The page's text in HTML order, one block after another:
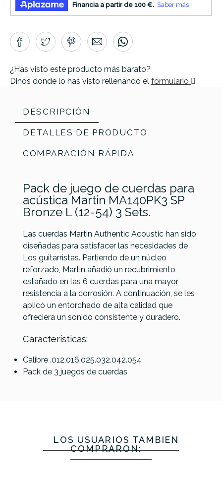
¿Has visto este producto más barato?
Dinos donde lo has visto rellenando el formulario
DESCRIPCIÓN
DETALLES DE PRODUCTO
COMPARACIÓN RÁPIDA
Pack de juego de cuerdas para
acústica Martin MA140PK3 SP
Bronze L (12-54) 3 Sets.
Las cuerdas Martin Authentic Acoustic han sido
diseñadas para satisfacer las necesidades de
Los guitarristas. Partiendo de un núcleo
reforzado, Martin añadió un recubrimiento
estañado en las 6 cuerdas para una mayor
resistencia a la corrosión. A continuación, se les
aplicó un entorchado de alta calidad que
ofreciera un sonido consistente y duradero.
Características:
Calibre .012.016.025.032.042.054
Pack de 3 juegos de cuerdas
ReferenciaJUEGACUMAR045
DAddario
XSAPB1047-
12 (10-47) XS
Phosphor
Bronze Light
La Bella
VSA1050
Vapor
Shield PB
Extra
La Bella
VSA1252
Vapor
Shield PB
Light (12-
52)
Nanoweb
Light 12
Cuerdas
Acústica
(10-47)
29,00 € 29,00 € 29,00 €
No hay características para comparar
LOS USUARIOS TAMBIÉN
COMPRARON: